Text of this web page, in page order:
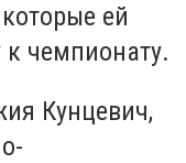
ей
чемпионату.
Кунцевич,